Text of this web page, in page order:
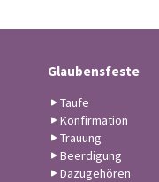
Glaubensfeste
Taufe
Konfirmation
Trauung
Beerdigung
Dazugehören